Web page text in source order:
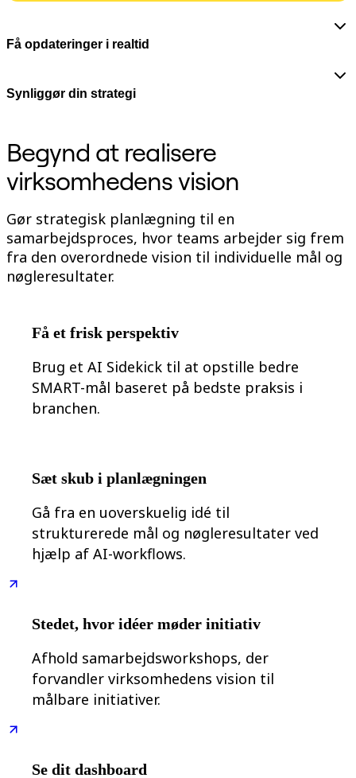
Efter forretningssegment
Startups
Efter branche
Produktion
Detail
Finansielle tjenester
Medicinalindustri og biovidenskab
Produktstyring
Design og UX
Teknologi
Produktledelse og drift
Drift
Marketing
Produktdriftsplatform
AI-transformation
Digital medarbejderoplevelse
Kundeoplevelse og servicedesign
Cloud- og softwaretransformation
Ressourcer
Webinarer
Reforge-læring
Hjælpecenter
Events
Blog
Priser
Få opdateringer i realtid
Synliggør din strategi
Begynd at realisere
virksomhedens vision
Gør strategisk planlægning til en
samarbejdsproces, hvor teams arbejder sig frem
fra den overordnede vision til individuelle mål og
nøgleresultater.
Få et frisk perspektiv
Brug et AI Sidekick til at opstille bedre
SMART-mål baseret på bedste praksis i
branchen.
Sæt skub i planlægningen
Gå fra en uoverskuelig idé til
strukturerede mål og nøgleresultater ved
hjælp af AI-workflows.
Stedet, hvor idéer møder initiativ
Afhold samarbejdsworkshops, der
forvandler virksomhedens vision til
målbare initiativer.
Se dit dashboard